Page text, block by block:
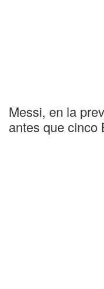
Messi, en la
antes que cinco